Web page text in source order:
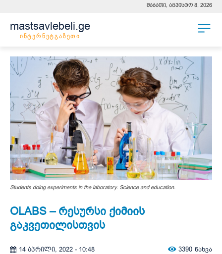
შაბათი, აგვისტო 8, 2026
mastsavlebeli.ge
ინტერნეტგაზეთი
Students doing experiments in the laboratory. Science and education.
OLABS – რესურსი ქიმიის
გაკვეთილისთვის
14 აპრილი, 2022 - 10:48 3390 ნახვა